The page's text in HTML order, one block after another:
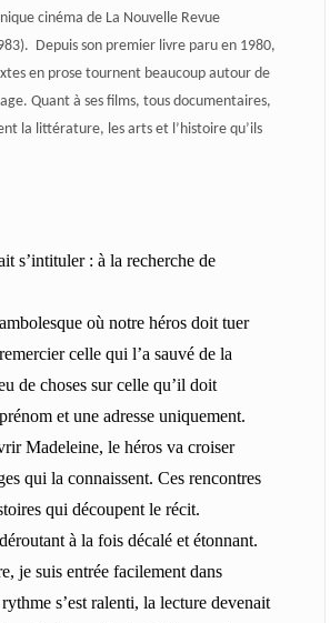
cinéma de La Nouvelle Revue
Depuis son premier livre paru en 1980,
en prose tournent beaucoup autour de
Quant à ses films, tous documentaires,
la littérature, les arts et l’histoire qu’ils
s’intituler : à la recherche de
où notre héros doit tuer
celle qui l’a sauvé de la
de choses sur celle qu’il doit
et une adresse uniquement.
Madeleine, le héros va croiser
qui la connaissent. Ces rencontres
qui découpent le récit.
à la fois décalé et étonnant.
je suis entrée facilement dans
s’est ralenti, la lecture devenait